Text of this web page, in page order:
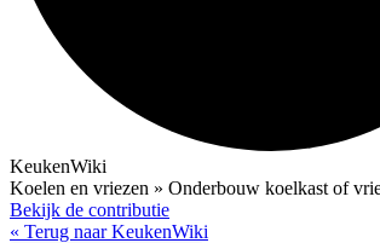
KeukenWiki
Koelen en vriezen » Onderbouw koelkast of
Bekijk de contributie
« Terug naar KeukenWiki